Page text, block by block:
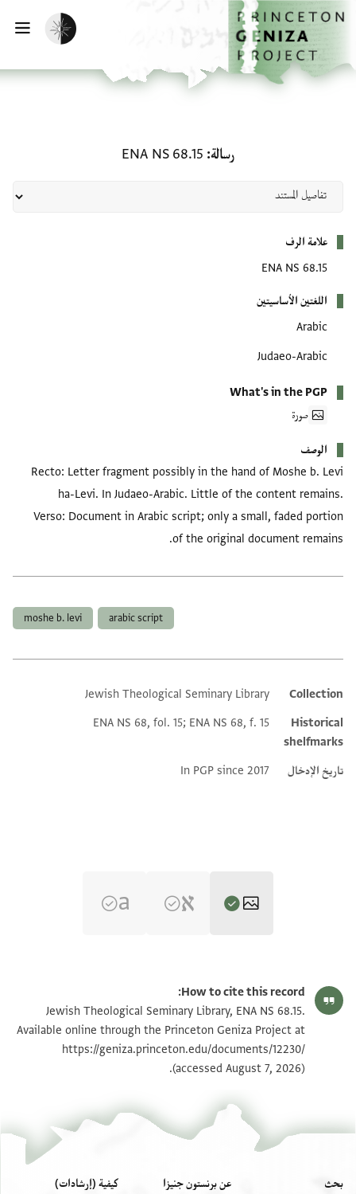
إلى المحتوى الرئيسي
الرئيسية
تفعيل الوضع المظلم
رسالة ENA NS 68.15
علامة الرف
ENA NS 68.15
اللغتين الأساسيتين
Arabic
Judaeo-Arabic
What's in the PGP
صورة
الوصف
Recto: Letter fragment possibly in the hand of Moshe b. Levi
ha-Levi. In Judaeo-Arabic. Little of the content remains.
Verso: Document in Arabic script; only a small, faded portion
of the original document remains.
arabic script
moshe b. levi
Additional metadata
Collection
Jewish Theological Seminary Library
Historical
shelfmarks
ENA NS 68, fol. 15; ENA NS 68, f. 15
تاريخ الإدخال In PGP since 2017
ENA NS 68.15 2 تكبير و تدوير
بيان أذونات الصورة
How to cite this record:
Jewish Theological Seminary Library, ENA NS 68.15.
Available online through the Princeton Geniza Project at
https://geniza.princeton.edu/documents/12230/
(accessed August 7, 2026).
بحث عن برنستون جنيزا كيفية (إرشادات)